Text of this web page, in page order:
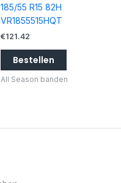
185/55 R15 82H
VR1855515HQT
€121.42
Bestellen
All Season banden